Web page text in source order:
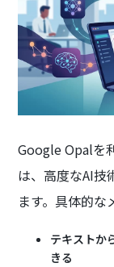
Google Opalを
は、高度なAI技
ます。具体的な
テキストか
きる